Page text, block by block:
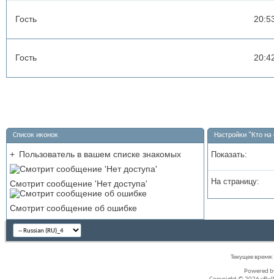
Гость
Гость
Список иконок
+ Пользователь в вашем списке знакомых
Смотрит сообщение 'Нет доступа'
Смотрит сообщение об ошибке
Настройки "Кто на
Показать:
На страницу:
Текущее время:
Powered